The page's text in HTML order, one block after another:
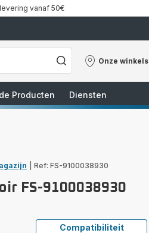
vanaf 50€
Onze winkels
Onze
Producten
Diensten
Ref: FS-9100038930
FS-9100038930
Compatibiliteit